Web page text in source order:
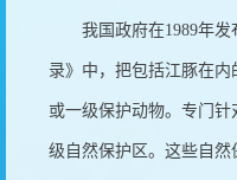
我国政府在1989年发
录》中，把包括江豚在
或一级保护动物。专门
级自然保护区。这些自